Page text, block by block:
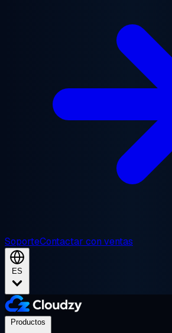
SoporteContactar con ventas
ES